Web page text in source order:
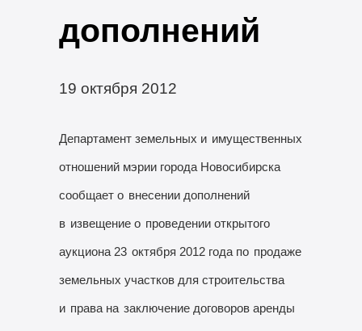
дополнений
19 октября 2012
Департамент земельных и имущественных
отношений мэрии города Новосибирска
сообщает о внесении дополнений
в извещение о проведении открытого
аукциона 23 октября 2012 года по продаже
земельных участков для строительства
и права на заключение договоров аренды